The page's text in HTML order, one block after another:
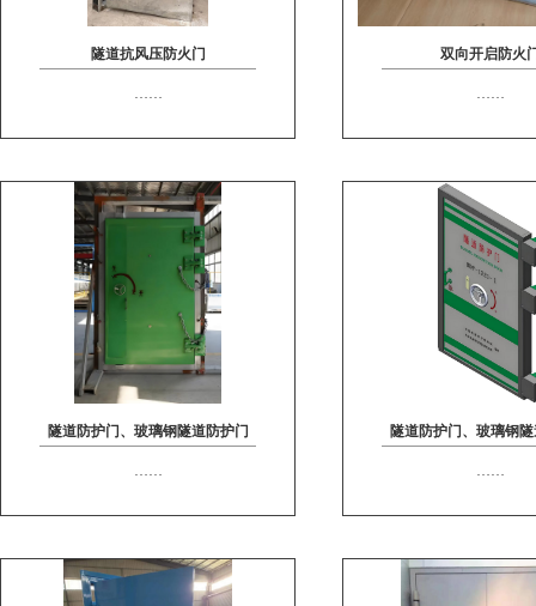
隧道抗风压防火门
……
双向开启防火
……
隧道防护门、玻璃钢隧道防护门
……
隧道防护门、玻璃钢
……